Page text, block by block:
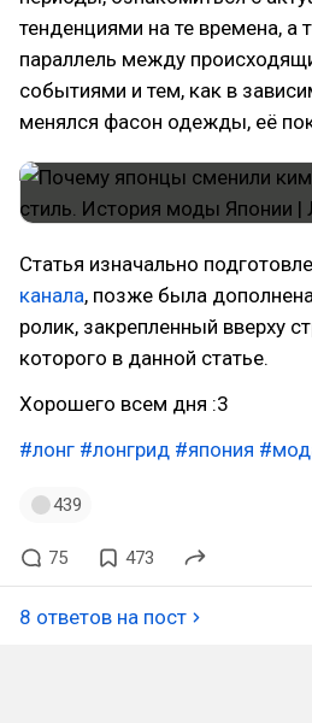
тенденциями на те времена, а
параллель между
событиями и тем, как в
менялся фасон одежды, её
Статья изначально
канала, позже была
ролик, закрепленный вверху
которого в данной статье.
Хорошего всем дня :3
#лонг #лонгрид #япония
439
75 473
8 ответов на пост